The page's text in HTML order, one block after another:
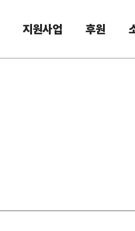
지원사업 후원